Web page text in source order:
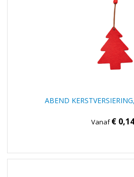
ABEND
Vanaf€ 0,14